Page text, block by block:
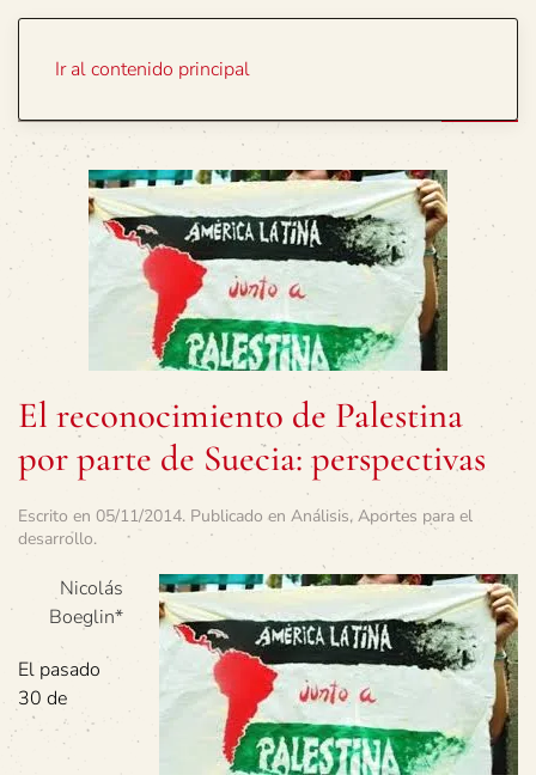
Ir al contenido principal
El reconocimiento de Palestina
por parte de Suecia: perspectivas
Escrito en 05/11/2014. Publicado en Análisis, Aportes para el
desarrollo.
Nicolás
Boeglin*
El pasado
30 de